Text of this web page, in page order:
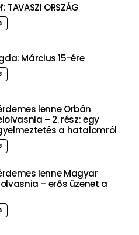
TAVASZI ORSZÁG
Március 15-ére
lenne Orbán
– 2. rész: egy
a hatalomról
lenne Magyar
– erős üzenet a